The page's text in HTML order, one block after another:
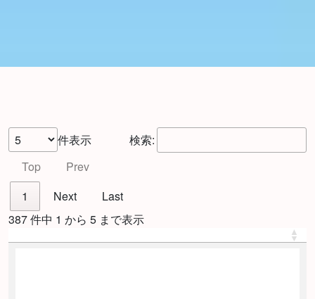
件表示
検索:
Top
Prev
1
Next
Last
387 件中 1 から 5 まで表示